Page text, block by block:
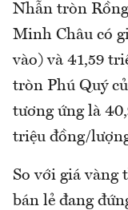
Nhẫn tròn
Minh Châu có
vào) và 41,59
tròn Phú Quý
tương ứng là
triệu đồng/
So với giá vàng
bán lẻ đang